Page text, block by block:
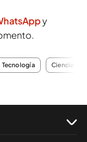
y
Tecnología Ciencia